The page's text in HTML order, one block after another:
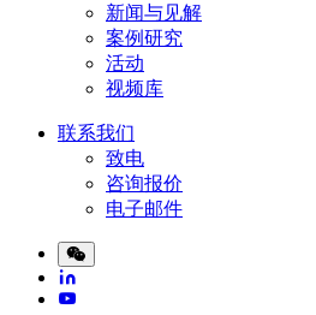
新闻与见解
案例研究
活动
视频库
联系我们
致电
咨询报价
电子邮件